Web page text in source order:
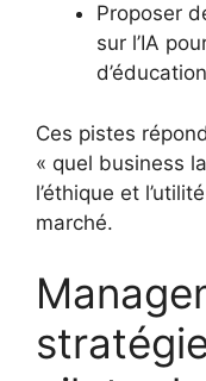
Proposer
sur l’IA
Ces pistes
« quel business
l’éthique et
marché.